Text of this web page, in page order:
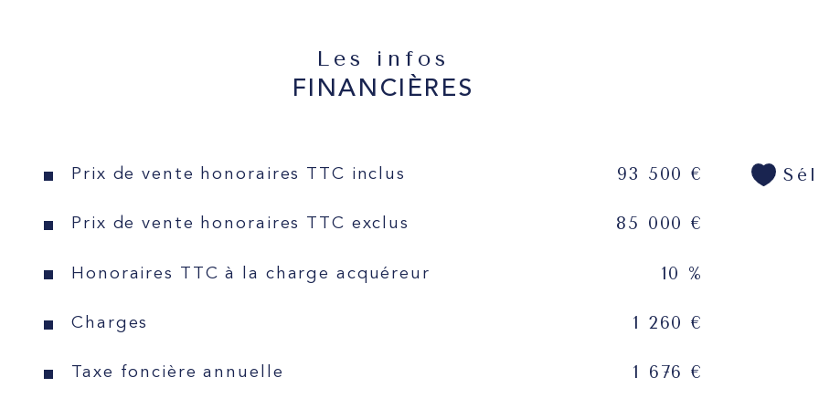
Les
Les infos
FINANCIÈRES
Prix de vente honoraires TTC inclus 93 500 €
Prix de vente honoraires TTC exclus 85 000 €
Honoraires TTC à la charge acquéreur 10 %
Charges 1 260 €
Taxe foncière annuelle 1 676 €